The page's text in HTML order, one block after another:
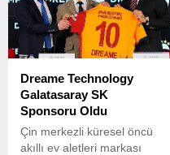
ÖzdilekPark Bursa
Nilüfer’de gerçekleştirilen
büyük final ile sona erdi.
Dreame Technology
Galatasaray SK
Sponsoru Oldu
Çin merkezli küresel öncü
akıllı ev aletleri markası